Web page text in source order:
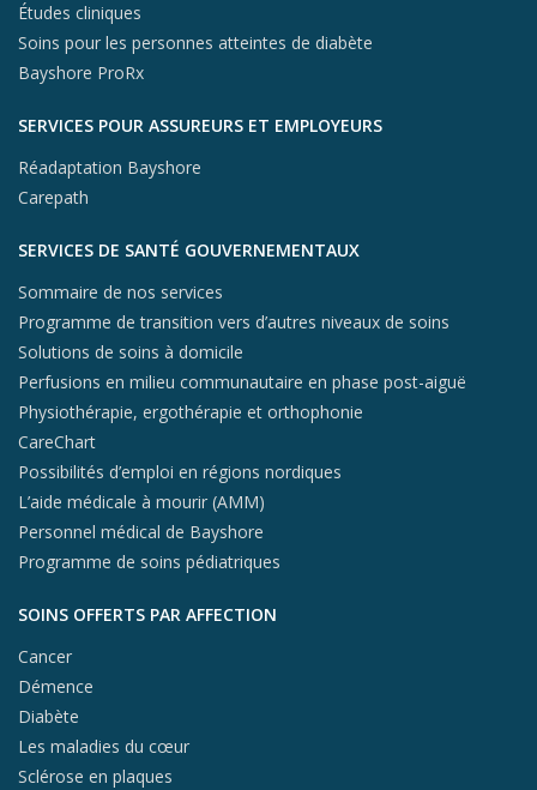
Études cliniques
Soins pour les personnes atteintes de diabète
Bayshore ProRx
SERVICES POUR ASSUREURS ET EMPLOYEURS
Réadaptation Bayshore
Carepath
SERVICES DE SANTÉ GOUVERNEMENTAUX
Sommaire de nos services
Programme de transition vers d’autres niveaux de soins
Solutions de soins à domicile
Perfusions en milieu communautaire en phase post-aiguë
Physiothérapie, ergothérapie et orthophonie
CareChart
Possibilités d’emploi en régions nordiques
L’aide médicale à mourir (AMM)
Personnel médical de Bayshore
Programme de soins pédiatriques
SOINS OFFERTS PAR AFFECTION
Cancer
Démence
Diabète
Les maladies du cœur
Sclérose en plaques